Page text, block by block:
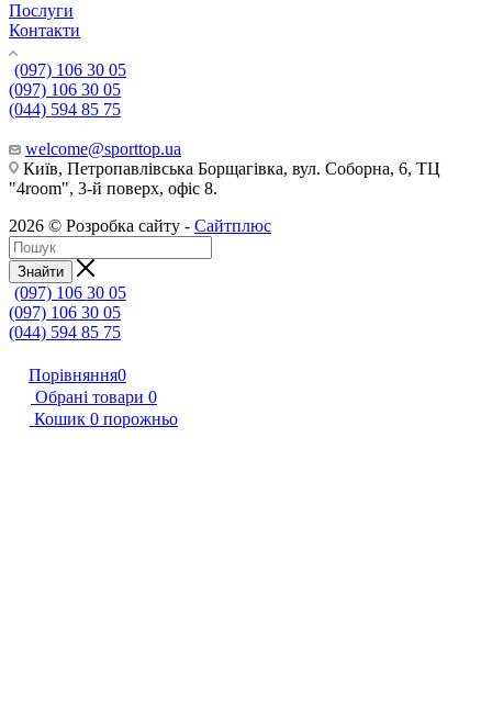
Послуги
Контакти
(097) 106 30 05
(097) 106 30 05
(044) 594 85 75
welcome@sporttop.ua
Київ, Петропавлівська Борщагівка, вул. Соборна, 6, ТЦ
"4room", 3-й поверх, офіс 8.
2026 © Розробка сайту - Сайтплюс
Знайти
(097) 106 30 05
(097) 106 30 05
(044) 594 85 75
Порівняння0
Обрані товари 0
Кошик 0 порожньо